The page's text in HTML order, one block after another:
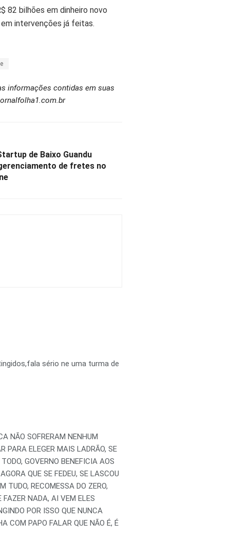
82 bilhões em dinheiro novo
intervenções já feitas.
informações contidas em suas
de Baixo Guandu
de fretes no
sério ne uma turma de
NÃO SOFRERAM NENHUM
PARA ELEGER MAIS LADRÃO, SE
GOVERNO BENEFICIA AOS
QUE SE FEDEU, SE LASCOU
TUDO, RECOMESSA DO ZERO,
NADA, AI VEM ELES
POR ISSO QUE NUNCA
COM PAPO FALAR QUE NÃO É, É